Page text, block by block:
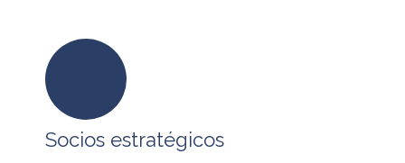
Socios estratégicos